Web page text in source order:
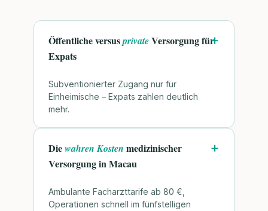
Öffentliche versusprivateVersorgung für
Expats
Subventionierter Zugang nur für
Einheimische – Expats zahlen deutlich
mehr.
Diewahren Kosten medizinischer
Versorgung in Macau
Ambulante Facharzttarife ab 80 €,
Operationen schnell im fünfstelligen